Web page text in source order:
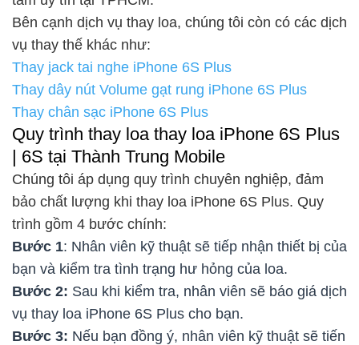
Bên cạnh dịch vụ thay loa, chúng tôi còn có các dịch
vụ thay thế khác như:
Thay jack tai nghe iPhone 6S Plus
Thay dây nút Volume gạt rung iPhone 6S Plus
Thay chân sạc iPhone 6S Plus
Quy trình thay loa thay loa iPhone 6S Plus
| 6S tại Thành Trung Mobile
Chúng tôi áp dụng quy trình chuyên nghiệp, đảm
bảo chất lượng khi thay loa iPhone 6S Plus. Quy
trình gồm 4 bước chính:
Bước 1: Nhân viên kỹ thuật sẽ tiếp nhận thiết bị của
bạn và kiểm tra tình trạng hư hỏng của loa.
Bước 2: Sau khi kiểm tra, nhân viên sẽ báo giá dịch
vụ thay loa iPhone 6S Plus cho bạn.
Bước 3: Nếu bạn đồng ý, nhân viên kỹ thuật sẽ tiến